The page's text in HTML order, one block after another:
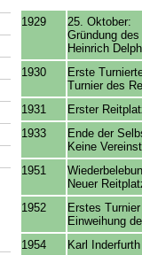
1929
25. Oktober:
Gründung
Heinrich
1930
Erste
Turnier des
1931
Erster
1933
Ende der
Keine
1951
Neuer
1952
Erstes
Einweihung
1954
Karl